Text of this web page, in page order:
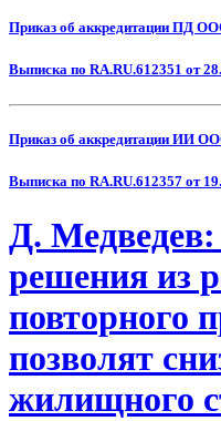
Приказ об аккредитации ПД
Выписка по RA.RU.612351 от
Приказ об аккредитации ИИ
Выписка по RA.RU.612357 от
Д.
решения из
повторного
позволят
жилищного